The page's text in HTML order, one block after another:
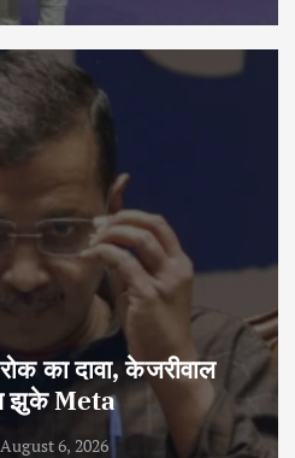
का दावा, केजरीवाल
झुके Meta
6, 2026